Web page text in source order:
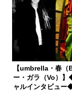
【umbrella・春（
ー・ガラ（Vo）
ャルインタビュー